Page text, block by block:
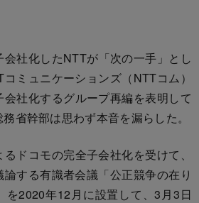
社化したNTTが「次の一手」とし
ミュニケーションズ（NTTコム）
社化するグループ再編を表明して
省幹部は思わず本音を漏らした。
ドコモの完全子会社化を受けて、
する有識者会議「公正競争の在り
を2020年12月に設置して、3月3日